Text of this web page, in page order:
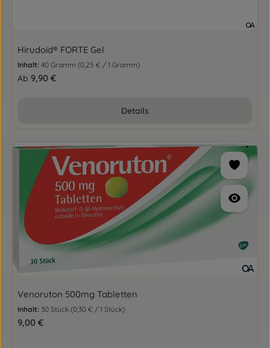
Hirudoid® FORTE Gel
Inhalt: 40 Gramm (0,25 € / 1 Gramm)
Regulärer Preis:
Ab 9,90 €
Details
Venoruton 500mg Tabletten
Inhalt: 30 Stück (0,30 € / 1 Stück)
Regulärer Preis:
9,00 €